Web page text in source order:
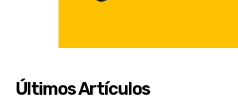
Últimos Artículos